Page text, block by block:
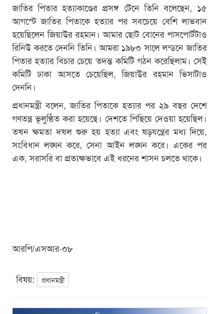
জাতির পিতার হত্যাকাণ্ডের প্রসঙ্গ টেনে তিনি বলেছেন, ১৫
আগস্টে জাতির পিতাকে হত্যার পর সবচেয়ে বেশি লাভবান
হয়েছিলেন জিয়াউর রহমান। আমার ছোট বোনের পাসপোর্টটাও
রিনিউ করতে দেননি তিনি। আমরা ১৯৮০ সালে লন্ডনে জাতির
পিতার হত্যার বিচার চেয়ে তদন্ত কমিটি গঠন করেছিলাম। সেই
কমিটি ঢাকা আসতে চেয়েছিল, জিয়াউর রহমান ভিসাটাও
দেননি।
প্রধানমন্ত্রী বলেন, জাতির পিতাকে হত্যার পর ২৯ বছর দেশে
গণতন্ত্র ভূলুণ্ঠিত করা হয়েছে। দেশতে পিছিয়ে দেওয়া হয়েছিল।
তখন ক্ষমতা দখল শুরু হয় হত্যা এবং ষড়যন্ত্রের মধ্য দিয়ে,
সংবিধান লঙ্ঘন করে, সেনা আইন লঙ্ঘন করে। একের পর
এক, সরাসরি বা প্রত্যক্ষভাবে এই ধরনের শাসন চলতে থাকে।
আরপি/এসআর-০৮
বিষয়: প্রধানমন্ত্রী